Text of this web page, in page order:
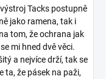
Tacks postupně
jako ramena, tak i
tom, že ochrana jak
mi hned dvě věci.
a nejvíce drží, tak se
ta, že pásek na paži,